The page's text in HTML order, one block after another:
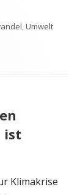
,Umwelt
ist
Klimakrise